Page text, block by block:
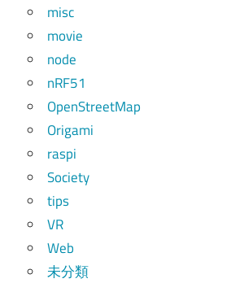
misc
movie
node
nRF51
OpenStreetMap
Origami
raspi
Society
tips
VR
Web
未分類